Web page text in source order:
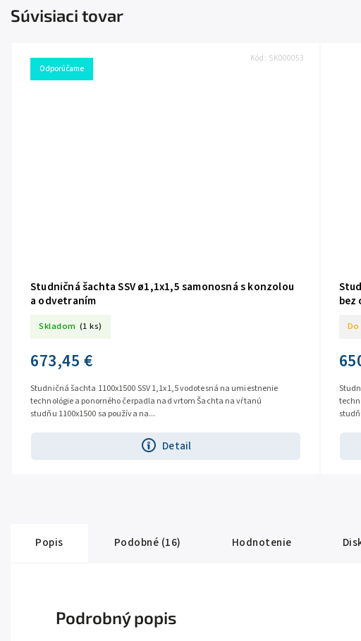
Súvisiaci tovar
Odporúčame
Studničná šachta SSV ø1,1x1,5 samonosná s konzolou
a odvetraním
Skladom (1 ks)
673,45 €
Detail
Studničná šachta 1100x1500 SSV 1,1x1,5 vodotesná na umiestnenie
technológie a ponorného čerpadla nad vrtom Šachta na vŕtanú
studňu 1100x1500 sa používa na...
Kód: SK000053
bez
Popis Podobné (16) Hodnotenie
Podrobný popis